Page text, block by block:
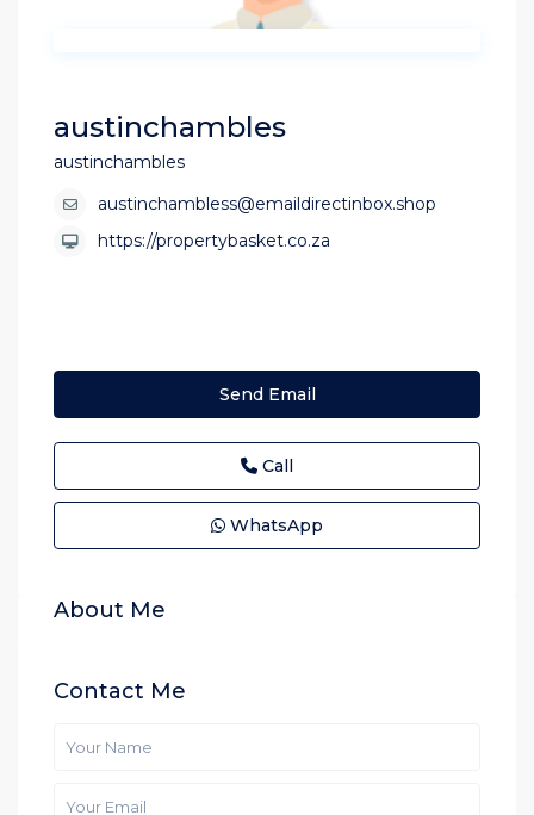
austinchambles
austinchambles
austinchambless@emaildirectinbox.shop
https://propertybasket.co.za
Send Email
Call
WhatsApp
About Me
Contact Me